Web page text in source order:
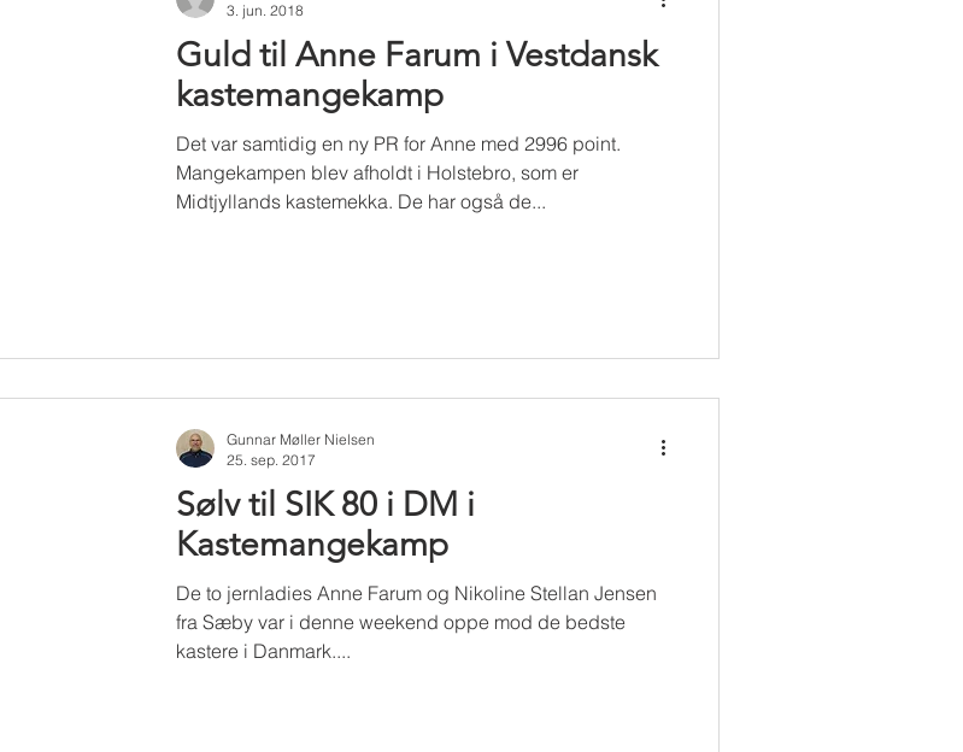
Guld til Anne Farum i Vestdansk
kastemangekamp
Det var samtidig en ny PR for Anne med 2996 point.
Mangekampen blev afholdt i Holstebro, som er
Midtjyllands kastemekka. De har også de...
3. jun. 2018
Sølv til SIK 80 i DM i
Kastemangekamp
De to jernladies Anne Farum og Nikoline Stellan Jensen
fra Sæby var i denne weekend oppe mod de bedste
kastere i Danmark....
Gunnar Møller Nielsen
25. sep. 2017